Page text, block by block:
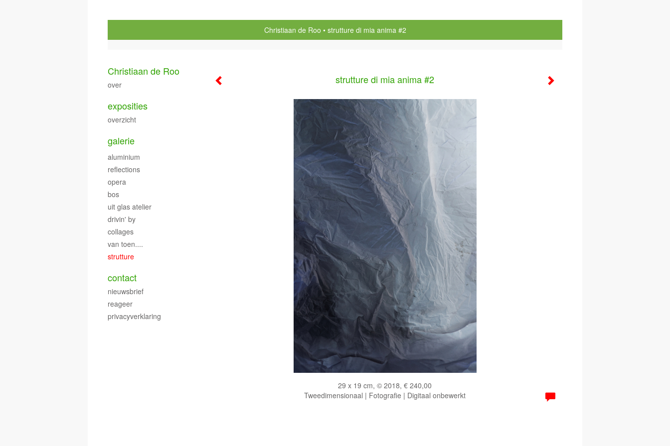
Christiaan de Roo strutture di mia anima #2
strutture di mia anima #2
29 x 19 cm, © 2018, € 240,00
Tweedimensionaal | Fotografie | Digitaal onbewerkt
Christiaan de Roo
over
exposities
overzicht
galerie
aluminium
reflections
opera
bos
uit glas atelier
drivin' by
collages
van toen....
strutture
contact
nieuwsbrief
reageer
privacyverklaring